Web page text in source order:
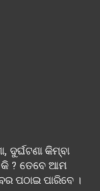
କିମ୍ବା
କି ? ତେବେ ଆମ
ପଠାଇ ପାରିବେ ।